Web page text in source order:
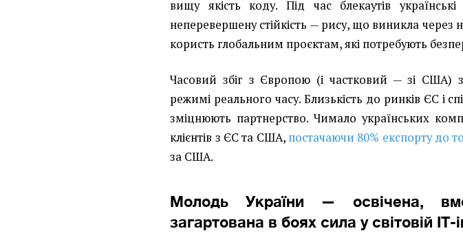
вищу якість коду. Під час блекаутів
неперевершену стійкість — рису, що виникла через
користь глобальним проєктам, які потребують
Часовий збіг з Європою (і частковий — зі США)
режимі реального часу. Близькість до ринків ЄС і
зміцнюють партнерство. Чимало українських
клієнтів з ЄС та США, постачаючи 80% експорту до
за США.
Молодь України — освічена,
загартована в боях сила у світовій ІТ-